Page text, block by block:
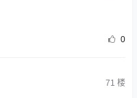
0
71 楼